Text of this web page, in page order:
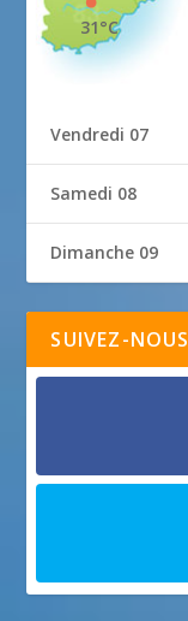
31°C
Vendredi 07
Samedi 08
Dimanche 09
SUIVEZ-NOUS